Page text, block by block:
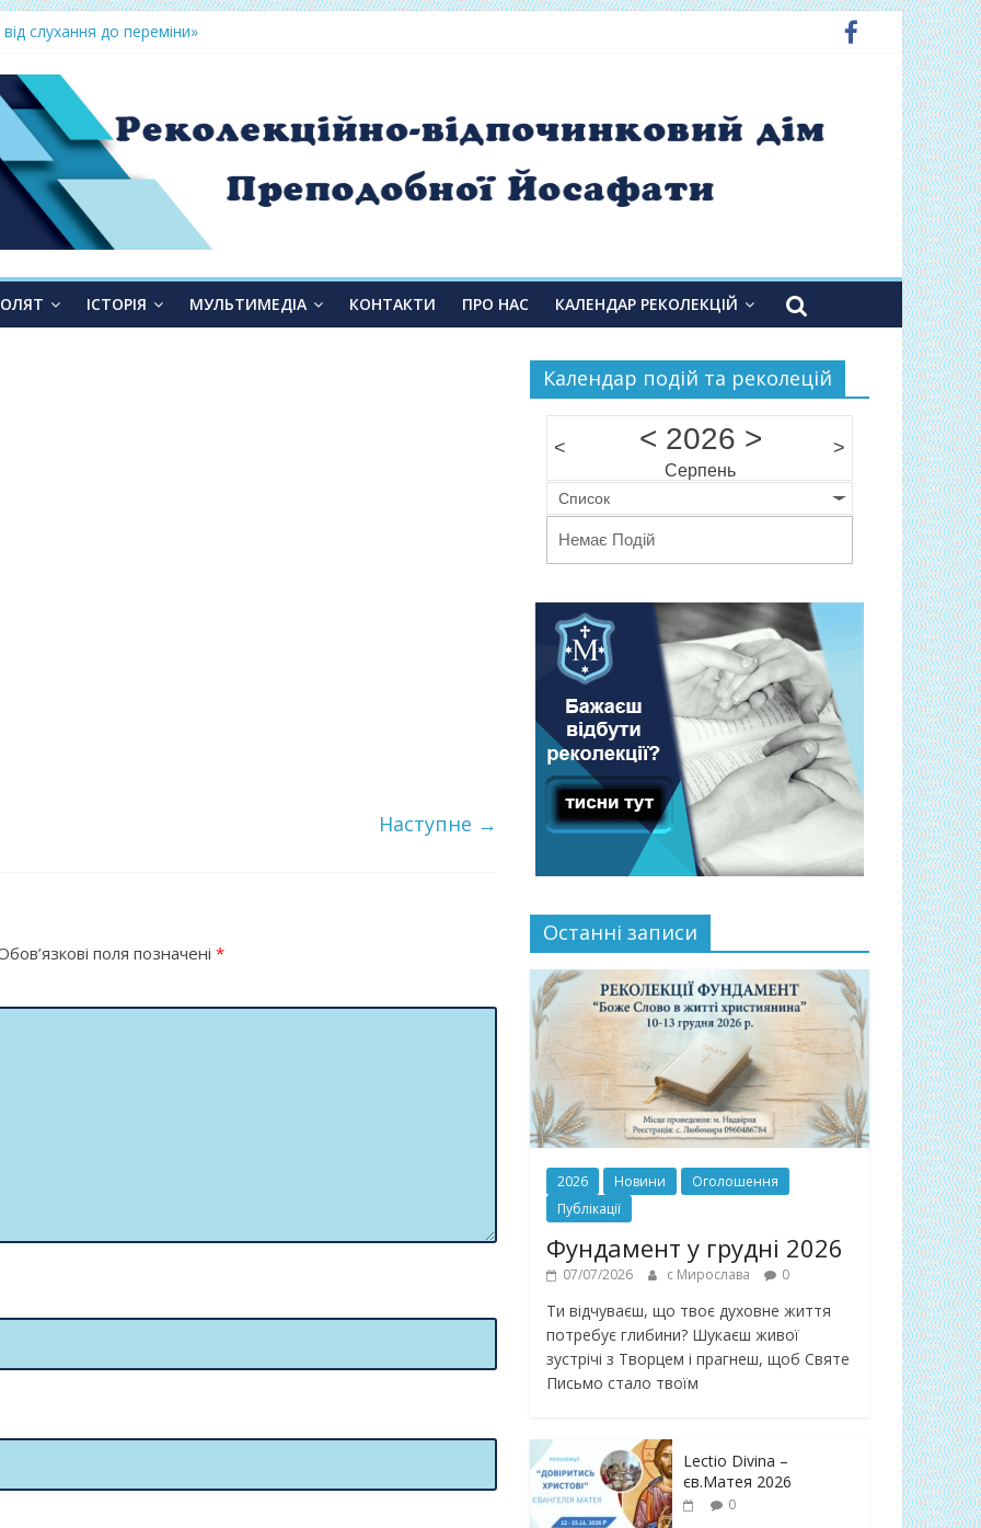
слухання до переміни»
ІСТОРІЯ МУЛЬТИМЕДІА КОНТАКТИ ПРО НАС КАЛЕНДАР РЕКОЛЕКЦІЙ
Наступне →
поля позначені *
Календар подій та реколецій
< < 2026 >
Серпень
>
Список
Немає Подій
Останні записи
2026 Новини
Оголошення
Публікації
Фундамент у грудні 2026
07/07/2026 с Мирослава 0
Ти відчуваєш, що твоє духовне життя
потребує глибини? Шукаєш живої
зустрічі з Творцем і прагнеш, щоб Святе
Письмо стало твоїм
Lectio Divina –
єв.Матея 2026
0